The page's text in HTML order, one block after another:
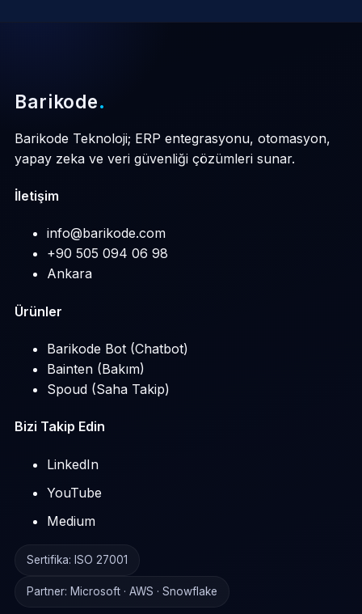
Barikode.
Barikode Teknoloji; ERP entegrasyonu, otomasyon,
yapay zeka ve veri güvenliği çözümleri sunar.
İletişim
info@barikode.com
+90 505 094 06 98
Ankara
Ürünler
Barikode Bot (Chatbot)
Bainten (Bakım)
Spoud (Saha Takip)
Bizi Takip Edin
LinkedIn
YouTube
Medium
Sertifika: ISO 27001
Partner: Microsoft · AWS · Snowflake